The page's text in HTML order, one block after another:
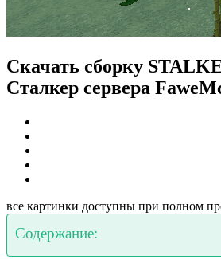
Скачать сборку
Сталкер сервера
все картинки доступны при полном
Содержание: